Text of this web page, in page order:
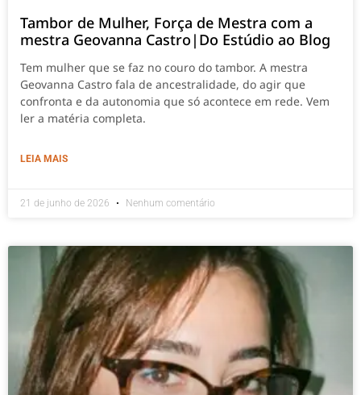
Tambor de Mulher, Força de Mestra com a
mestra Geovanna Castro|Do Estúdio ao Blog
Tem mulher que se faz no couro do tambor. A mestra
Geovanna Castro fala de ancestralidade, do agir que
confronta e da autonomia que só acontece em rede. Vem
ler a matéria completa.
LEIA MAIS
21 de junho de 2026 Nenhum comentário